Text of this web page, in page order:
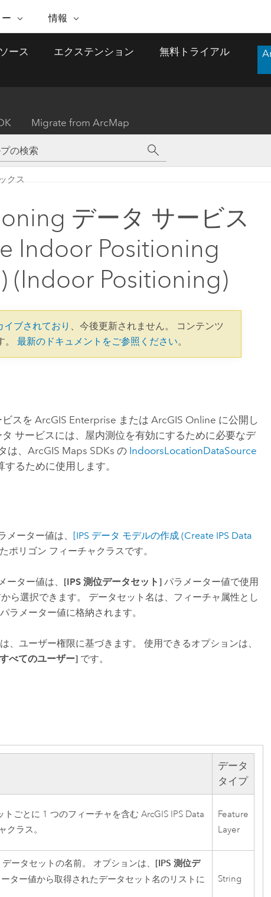
共有
Esri ストア
Esri の ArcGIS 製品
ら
ブ
イニシアティブ
フラストラクチャ管理
活用して、最新の強靱で持続可能な未
プローチは、インフラストラクチャ プ
ェクトが周囲の環境とどのように関連
いるかをリーダーが理解するのに役立
。
サービス
ブログ
ュメント
するた
コー
リー
ローバルな GIS
ーの声
ArcNews
業界ニュースと ArcGIS 更
リ
ス
情報
ESRI について
パートナー
採用情報
Esri に連絡
ース エクステンション 無料トライアル
Migrate from ArcMap
クス
データ サービス
Indoor Positioning
(Indoor Positioning)
イブされており 、今後更新されません。 コンテンツ
。最新のドキュメントをご参照ください。
ビスをArcGIS Enterprise またはArcGIS Online に公開し
サービスには、屋内測位を有効にするために必要なデ
は、ArcGIS Maps SDKs の IndoorsLocationDataSource
るために使用します。
メーター値は、 [IPS データ モデルの作成 (Create IPS Data
ポリゴン フィーチャクラスです。
ーター値は、 [IPS 測位データセット]パラメーター値で使用
ら選択できます。 データセット名は、フィーチャ属性とし
ラメーター値に格納されます。
、ユーザー権限に基づきます。 使用できるオプションは、
べてのユーザー]です。
データ
タイプ
トごとに 1 つのフィーチャを含むArcGIS IPS Data
クラス。
Feature
Layer
ータセットの名前。 オプションは、 [IPS 測位デ
ター値から取得されたデータセット名のリストに
String